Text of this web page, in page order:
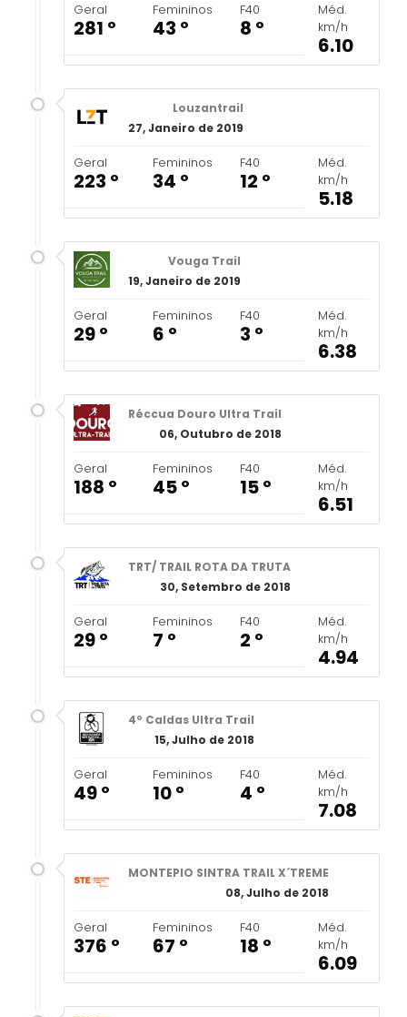
Geral
281 º
Femininos
43 º
F40
8 º
Méd.
km/h
6.10
Louzantrail
27, Janeiro de 2019
Geral
223 º
Femininos
34 º
F40
12 º
Méd.
km/h
5.18
Vouga Trail
19, Janeiro de 2019
Geral
29 º
Femininos
6 º
F40
3 º
Méd.
km/h
6.38
Réccua Douro Ultra Trail
06, Outubro de 2018
Geral
188 º
Femininos
45 º
F40
15 º
Méd.
km/h
6.51
TRT/ TRAIL ROTA DA TRUTA
30, Setembro de 2018
Geral
29 º
Femininos
7 º
F40
2 º
Méd.
km/h
4.94
4º Caldas Ultra Trail
15, Julho de 2018
Geral
49 º
Femininos
10 º
F40
4 º
Méd.
km/h
7.08
MONTEPIO SINTRA TRAIL X´TREME
08, Julho de 2018
Geral
376 º
Femininos
67 º
F40
18 º
Méd.
km/h
6.09